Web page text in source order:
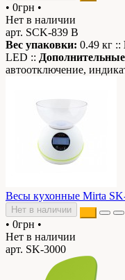
• 0грн •
Нет в наличии
арт. SCK-839 В
Вес упаковки: 0.49 кг ::
LED ::
автоотключение,
Весы кухонные Mirta
Нет в наличии
• 0грн •
Нет в наличии
арт. SK-3000